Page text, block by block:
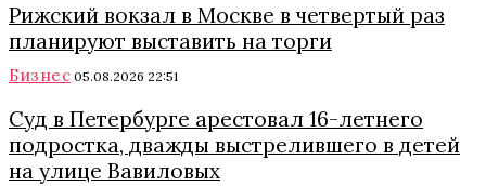
Рижский вокзал в Москве в четвертый раз
планируют выставить на торги
Бизнес 05.08.2026 22:51
Суд в Петербурге арестовал 16-летнего
подростка, дважды выстрелившего в детей
на улице Вавиловых